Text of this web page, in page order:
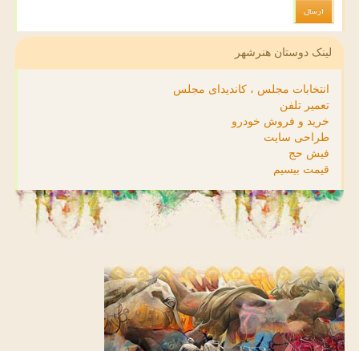
لینک دوستان هنرشهر
انتخابات مجلس ، کاندیدای مجلس
تعمیر تلفن
خرید و فروش خودرو
طراحی سایت
فیش حج
قیمت بیسیم